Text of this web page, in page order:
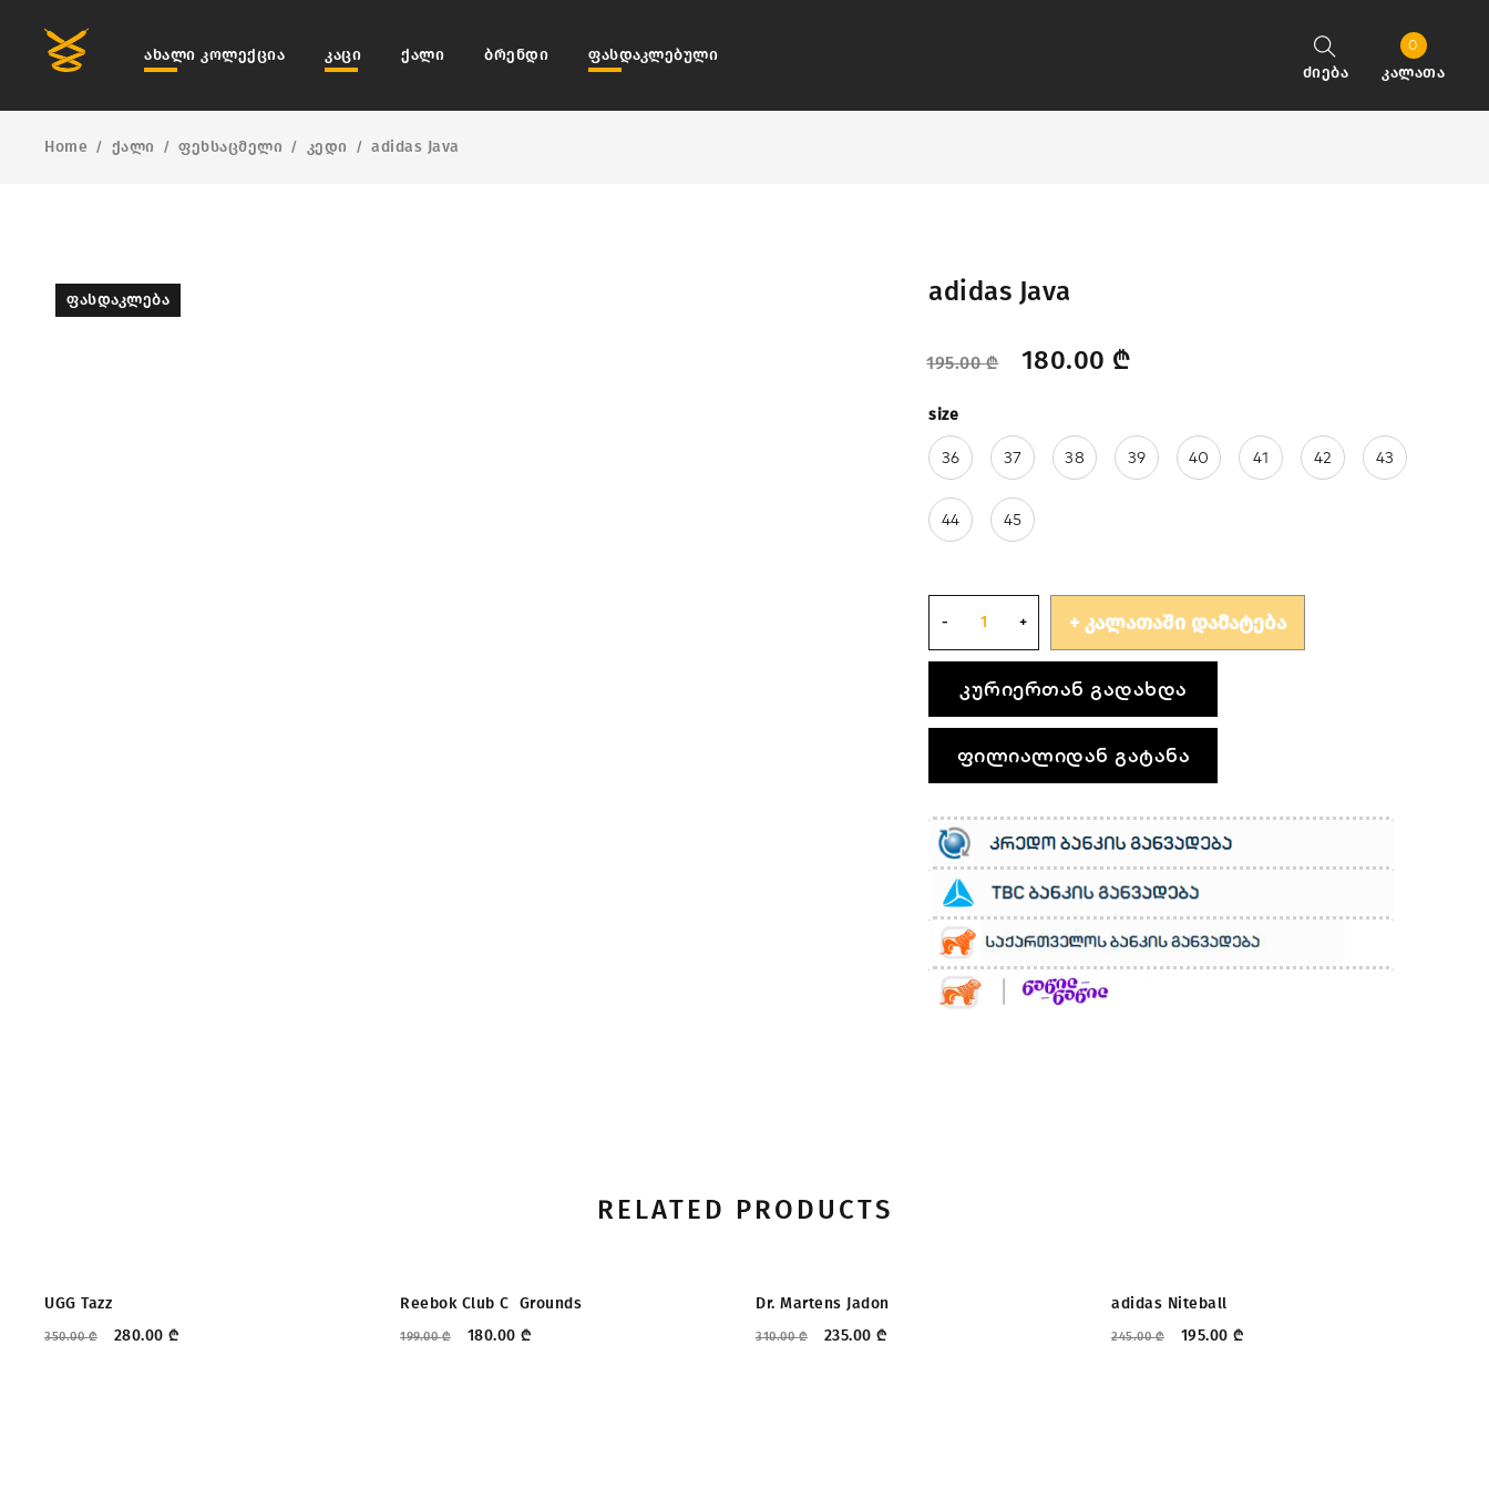
ახალი კოლექცია კაცი ქალი ბრენდი ფასდაკლებული
0
კალათა
ძიება
Home / ქალი / ფეხსაცმელი / კედი / adidas Java
ᲤᲐᲡᲓᲐᲙᲚᲔᲑᲐ adidas Java
195.00₾ 180.00 ₾
size
36 37 38 39 40 41 42 43
44 45
ᲙᲐᲚᲐᲗᲐᲨᲘ ᲓᲐᲛᲐᲢᲔᲑᲐ
კურიერთან გადახდა
ფილიალიდან გატანა
RELATED PRODUCTS
ᲤᲐᲡᲓᲐᲙᲚᲔᲑᲐ
UGG Tazz
350.00₾ 280.00 ₾
ᲤᲐᲡᲓᲐᲙᲚᲔᲑᲐ
Reebok Club C  Grounds
199.00₾ 180.00 ₾
ᲤᲐᲡᲓᲐᲙᲚᲔᲑᲐ
Dr. Martens Jadon
310.00₾ 235.00 ₾
ᲤᲐᲡᲓᲐᲙᲚᲔᲑᲐ
adidas Niteball
245.00₾ 195.00 ₾